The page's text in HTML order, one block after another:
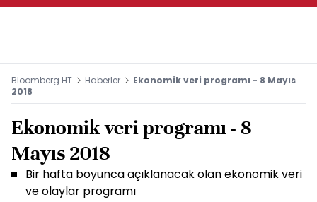
Bloomberg HT Haberler
Ekonomik veri programı - 8 Mayıs
2018
Ekonomik veri programı - 8
Mayıs 2018
Bir hafta boyunca açıklanacak olan ekonomik veri
ve olaylar programı